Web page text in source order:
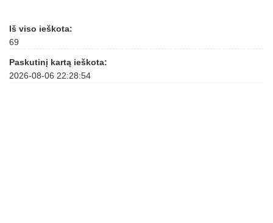
Iš viso ieškota:
69
Paskutinį kartą ieškota:
2026-08-06 22:28:54